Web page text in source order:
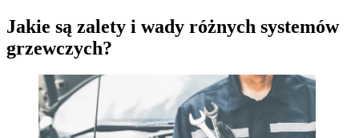
Jakie są zalety i wady różnych systemów
grzewczych?